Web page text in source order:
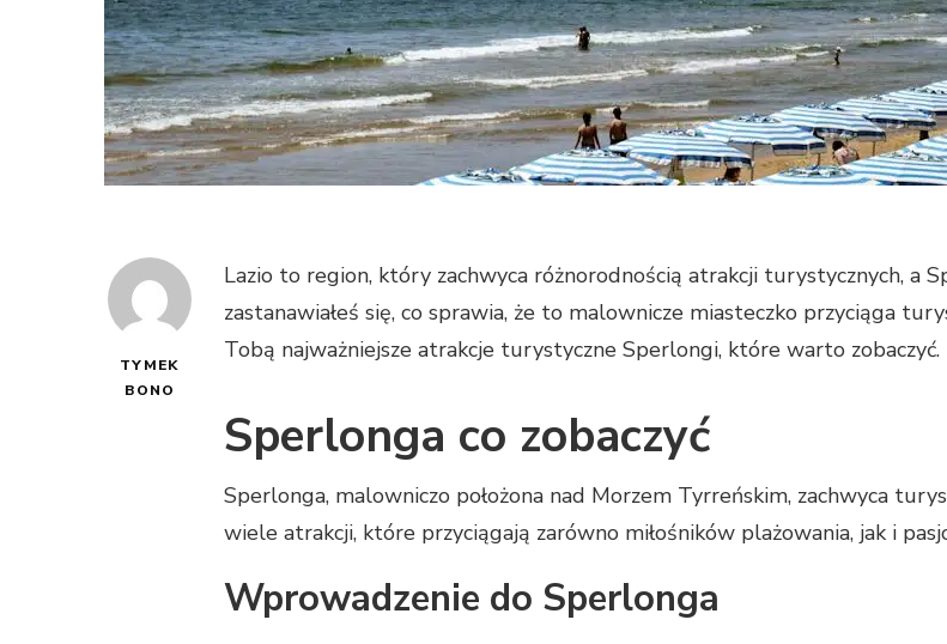
TYMEK
BONO
Lazio to region, który zachwyca różnorodnością atrakcji turystycznych, a
zastanawiałeś się, co sprawia, że to malownicze miasteczko przyciąga
Tobą najważniejsze atrakcje turystyczne Sperlongi, które warto zobaczyć.
Sperlonga co zobaczyć
Sperlonga, malowniczo położona nad Morzem Tyrreńskim, zachwyca
wiele atrakcji, które przyciągają zarówno miłośników plażowania, jak i
Wprowadzenie do Sperlonga